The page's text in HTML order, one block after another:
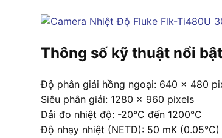
Thông số kỹ thuật nổi bật
Độ phân giải hồng ngoại: 640 × 480
Siêu phân giải: 1280 × 960 pixels
Dải đo nhiệt độ: -20°C đến 1200°C
Độ nhạy nhiệt (NETD): 50 mK (0.05°C)